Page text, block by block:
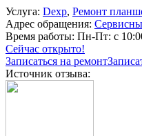
Услуга: Dexp, Ремонт
Адрес обращения:
Время работы: Пн-Пт: с
Сейчас открыто!
Записаться на ремонт
Источник отзыва: